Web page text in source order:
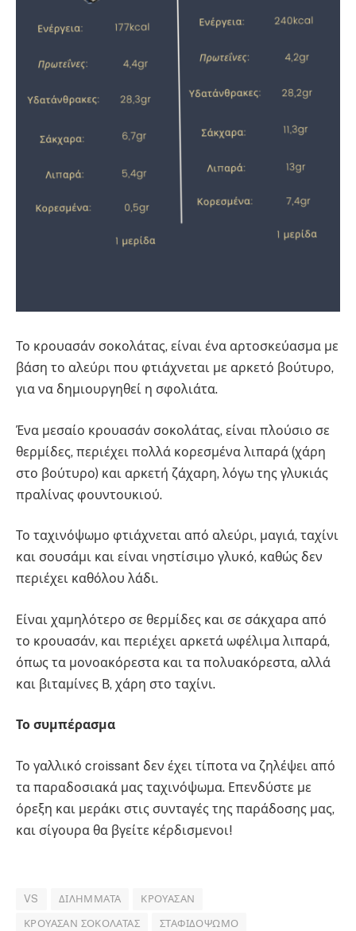
Το κρουασάν σοκολάτας, είναι ένα αρτοσκεύασμα με
βάση το αλεύρι που φτιάχνεται με αρκετό βούτυρο,
για να δημιουργηθεί η σφολιάτα.
Ένα μεσαίο κρουασάν σοκολάτας, είναι πλούσιο σε
θερμίδες, περιέχει πολλά κορεσμένα λιπαρά (χάρη
στο βούτυρο) και αρκετή ζάχαρη, λόγω της γλυκιάς
πραλίνας φουντουκιού.
Το ταχινόψωμο φτιάχνεται από αλεύρι, μαγιά, ταχίνι
και σουσάμι και είναι νηστίσιμο γλυκό, καθώς δεν
περιέχει καθόλου λάδι.
Είναι χαμηλότερο σε θερμίδες και σε σάκχαρα από
το κρουασάν, και περιέχει αρκετά ωφέλιμα λιπαρά,
όπως τα μονοακόρεστα και τα πολυακόρεστα, αλλά
και βιταμίνες Β, χάρη στο ταχίνι.
Το συμπέρασμα
Το γαλλικό croissant δεν έχει τίποτα να ζηλέψει από
τα παραδοσιακά μας ταχινόψωμα. Επενδύστε με
όρεξη και μεράκι στις συνταγές της παράδοσης μας,
και σίγουρα θα βγείτε κέρδισμενοι!
VS ΔΙΛΉΜΜΑΤΑ ΚΡΟΥΑΣΆΝ
ΚΡΟΥΑΣΆΝ ΣΟΚΟΛΆΤΑΣ ΣΤΑΦΙΔΌΨΩΜΟ